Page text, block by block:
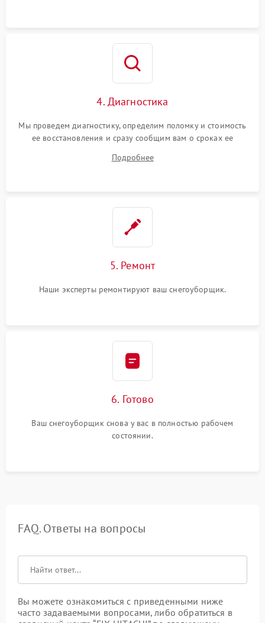
4. Диагностика
Мы проведем диагностику, определим поломку и стоимость
ее восстановления и сразу сообщим вам о сроках ее
Подробнее
5. Ремонт
Наши эксперты ремонтируют ваш снегоуборщик.
6. Готово
Ваш снегоуборщик снова у вас в полностью рабочем
состоянии.
FAQ. Ответы на вопросы
Вы можете ознакомиться с приведенными ниже
часто задаваемыми вопросами, либо обратиться в